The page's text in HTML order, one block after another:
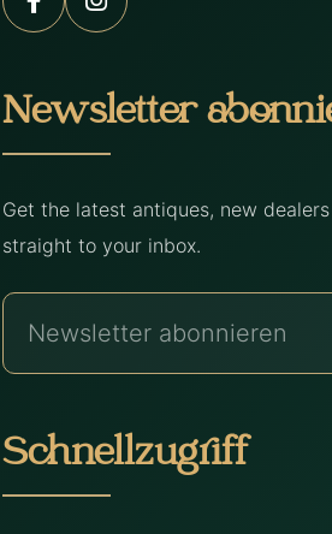
Newsletter
Get the latest antiques, new
straight to your inbox.
Schnellzugriff